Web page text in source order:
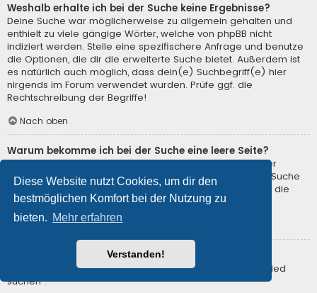
Diese Website nutzt Cookies, um dir den
bestmöglichen Komfort bei der Nutzung zu
bieten. Mehr erfahren
Verstanden!
Weshalb erhalte ich bei der Suche keine Ergebnisse?
Deine Suche war möglicherweise zu allgemein gehalten und
enthielt zu viele gängige Wörter, welche von phpBB nicht
indiziert werden. Stelle eine spezifischere Anfrage und benutze
die Optionen, die dir die erweiterte Suche bietet. Außerdem ist
es natürlich auch möglich, dass dein(e) Suchbegriff(e) hier
nirgends im Forum verwendet wurden. Prüfe ggf. die
Rechtschreibung der Begriffe!
Nach oben
Warum bekomme ich bei der Suche eine leere Seite?
Deine Suche lieferte zu viele Ergebnisse, somit konnte der
Webserver sie nicht verarbeiten. Benutze die erweiterte Suche
und gib spezifischere Suchbegriffe ein oder beschränke die
Suche auf verschiedene Unterforen.
Nach oben
Wie kann ich nach Mitgliedern suchen?
Gehe zur Mitgliederliste und klicke auf „Nach einem Mitglied
suchen“.